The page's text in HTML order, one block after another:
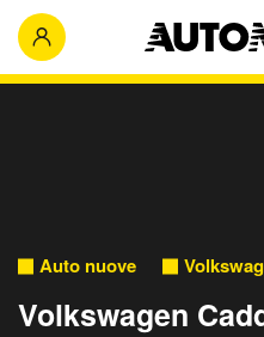
Auto nuove
Volkswagen